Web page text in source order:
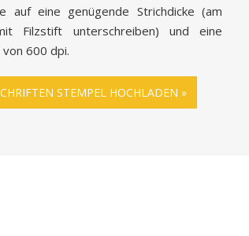
auf eine genügende Strichdicke (am
Filzstift unterschreiben) und eine
600 dpi.
STEMPEL HOCHLADEN